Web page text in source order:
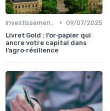
• 09/07/2025
Livret Gold : l’or‑papier qui
ancre votre capital dans
l’agro‑résilience